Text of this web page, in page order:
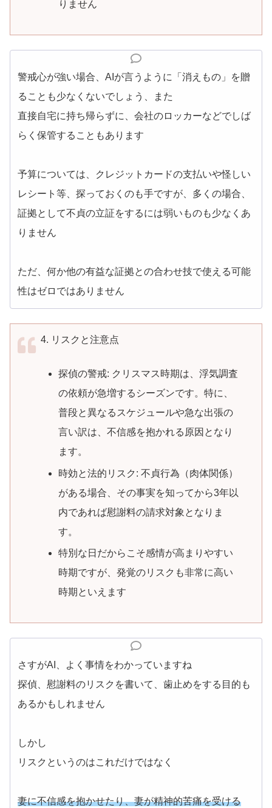
りません
警戒心が強い場合、AIが言うように「消えもの」を贈
ることも少なくないでしょう、また
直接自宅に持ち帰らずに、会社のロッカーなどでしば
らく保管することもあります
予算については、クレジットカードの支払いや怪しい
レシート等、探っておくのも手ですが、多くの場合、
証拠として不貞の立証をするには弱いものも少なくあ
りません
ただ、何か他の有益な証拠との合わせ技で使える可能
性はゼロではありません
4. リスクと注意点
探偵の警戒: クリスマス時期は、浮気調査
の依頼が急増するシーズンです。特に、
普段と異なるスケジュールや急な出張の
言い訳は、不信感を抱かれる原因となり
ます。
時効と法的リスク: 不貞行為（肉体関係）
がある場合、その事実を知ってから3年以
内であれば慰謝料の請求対象となりま
す。
特別な日だからこそ感情が高まりやすい
時期ですが、発覚のリスクも非常に高い
時期といえます
さすがAI、よく事情をわかっていますね
探偵、慰謝料のリスクを書いて、歯止めをする目的も
あるかもしれません
しかし
リスクというのはこれだけではなく
妻に不信感を抱かせたり、妻が精神的苦痛を受ける